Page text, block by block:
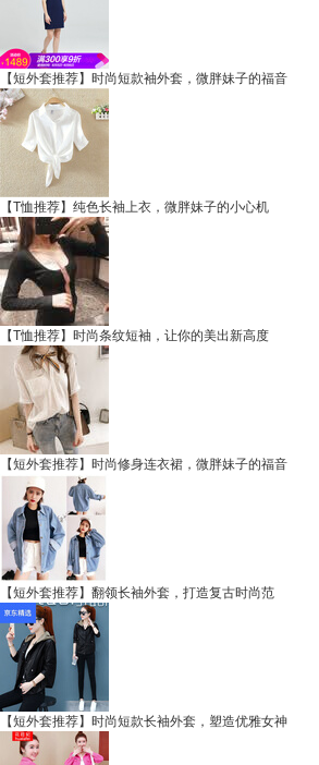
【短外套推荐】时尚短款袖外套，微胖妹子的福音
【T恤推荐】纯色长袖上衣，微胖妹子的小心机
【T恤推荐】时尚条纹短袖，让你的美出新高度
【短外套推荐】时尚修身连衣裙，微胖妹子的福音
【短外套推荐】翻领长袖外套，打造复古时尚范
【短外套推荐】时尚短款长袖外套，塑造优雅女神